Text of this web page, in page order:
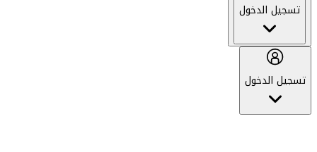
تسجيل الدخول
تسجيل الدخول